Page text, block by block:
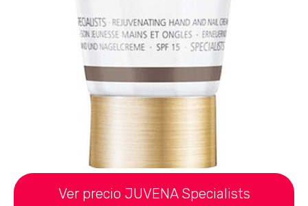
Ver precio JUVENA Specialists